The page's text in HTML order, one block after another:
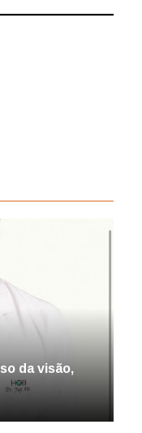
da visão,